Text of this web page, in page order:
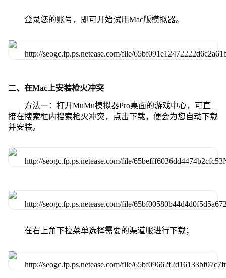
登录您的账号，即可开始试用Mac版模拟器。
二、在Mac上安装枪火冲突
方法一：打开MuMu模拟器Pro桌面的游戏中心，可直
接在搜索框内搜索枪火冲突，点击下载，便会为您自动下载
并安装。
在右上角下拉菜单选择需要的渠道服进行下载；